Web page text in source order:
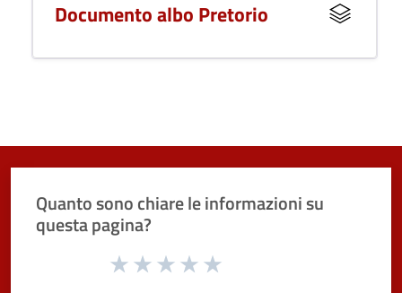
Documento albo Pretorio
Quanto sono chiare le informazioni su
questa pagina?
Valuta da 1 a 5 stelle la pagina